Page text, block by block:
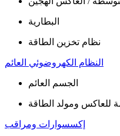
البطاریة
نظام تخزین الطاقة
النظام الكهروضوئي العائم
الجسم العائم
للعاكس ومولد الطاقة
إكسسوارات ومراقب